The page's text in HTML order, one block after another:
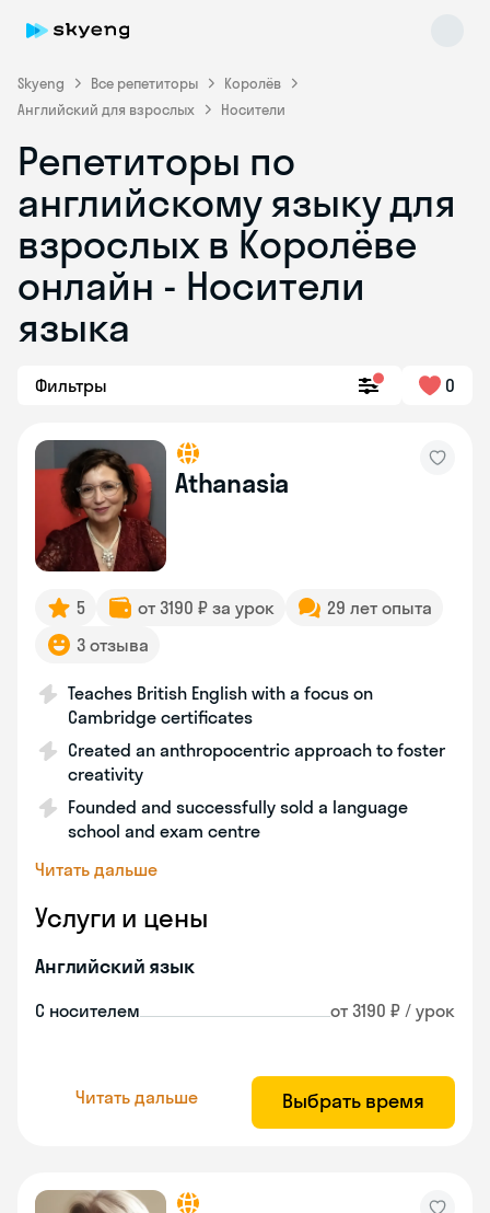
Skyeng Все репетиторы
Королёв
Английский для взрослых
Носители
Репетиторы по
английскому языку для
взрослых в Королёве
онлайн - Носители
языка
Фильтры 0
Athanasia
5 от 3190 ₽ за урок
29 лет опыта
3 отзыва
Teaches British English with a focus on
Cambridge certificates
Created an anthropocentric approach to foster
creativity
Founded and successfully sold a language
school and exam centre
Читать дальше
Услуги и цены
Английский язык
С носителем от 3190 ₽ / урок
Читать дальше Выбрать время
Skyeng Chat